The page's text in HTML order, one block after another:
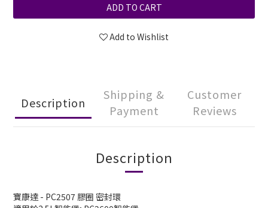
ADD TO CART
Add to Wishlist
Description
Shipping &
Payment
Customer
Reviews
Description
寶康達 - PC2507 膠圈 密封環